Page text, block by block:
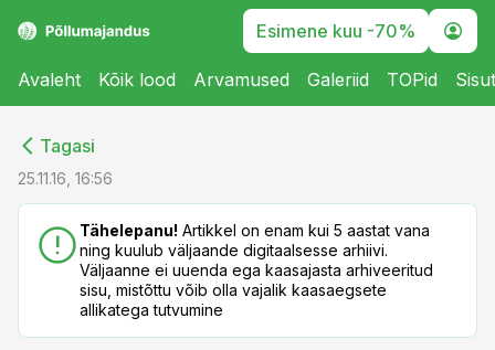
Esimene kuu -70%
Avaleht Kõik lood Arvamused Galeriid TOPid
Tagasi
25.11.16, 16:56
Tähelepanu! Artikkel on enam kui 5 aastat vana
ning kuulub väljaande digitaalsesse arhiivi.
Väljaanne ei uuenda ega kaasajasta arhiveeritud
sisu, mistõttu võib olla vajalik kaasaegsete
allikatega tutvumine